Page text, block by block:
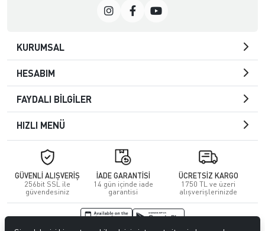
KURUMSAL
HESABIM
FAYDALI BİLGİLER
HIZLI MENÜ
GÜVENLİ ALIŞVERİŞ
256bit SSL ile
güvendesiniz
İADE GARANTİSİ
14 gün içinde iade
garantisi
ÜCRETSİZ KARGO
1750 TL ve üzeri
alışverişlerinizde